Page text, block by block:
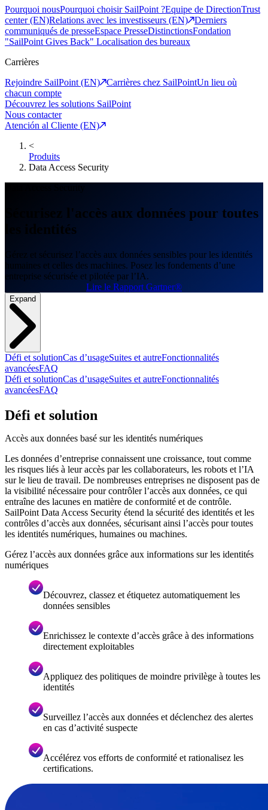
Pourquoi nousPourquoi choisir SailPoint ?Equipe de DirectionTrust
center (EN)Relations avec les investisseurs (EN)
Derniers
communiqués de presseEspace PresseDistinctionsFondation
"SailPoint Gives Back" Localisation des bureaux
Carrières
Rejoindre SailPoint (EN)
Carrières chez SailPointUn lieu où
chacun compte
Découvrez les solutions SailPoint
Nous contacter
Atención al Cliente (EN)
<
Produits
Data Access Security
Sécurisez l'accès aux données pour toutes
les identités
Gérez et sécurisez l’accès aux données sensibles pour les identités
humaines et celles des machines. Posez les fondements d’une
entreprise sécurisée et pilotée par l’IA.
Lire le Rapport Gartner®︎
Expand
Défi et solutionCas d’usageSuites et autreFonctionnalités
avancéesFAQ
Défi et solutionCas d’usageSuites et autreFonctionnalités
avancéesFAQ
Défi et solution
Accès aux données basé sur les identités numériques
Les données d’entreprise connaissent une croissance, tout comme
les risques liés à leur accès par les collaborateurs, les robots et l’IA
sur le lieu de travail. De nombreuses entreprises ne disposent pas de
la visibilité nécessaire pour contrôler l’accès aux données, ce qui
entraîne des lacunes en matière de conformité et de contrôle.
SailPoint Data Access Security étend la sécurité des identités et les
contrôles d’accès aux données, sécurisant ainsi l’accès pour toutes
les identités numériques, humaines ou machines.
Gérez l’accès aux données grâce aux informations sur les identités
numériques
Découvrez, classez et étiquetez automatiquement les
données sensibles
Enrichissez le contexte d’accès grâce à des informations
directement exploitables
Appliquez des politiques de moindre privilège à toutes les
identités
Surveillez l’accès aux données et déclenchez des alertes
en cas d’activité suspecte
Accélérez vos efforts de conformité et rationalisez les
certifications.